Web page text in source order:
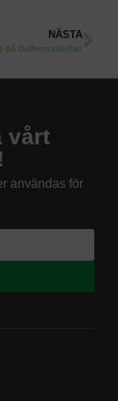
NÄSTA
på Dalhemsskolan
vårt
användas för